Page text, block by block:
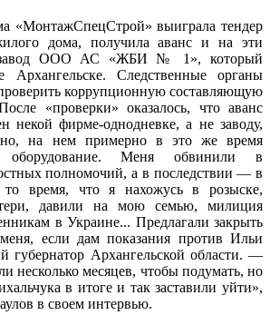
«МонтажСпецСтрой» выиграла тендер
дома, получила аванс и на эти
завод ООО АС «ЖБИ № 1», который
Архангельске. Следственные органы
коррупционную составляющую
«проверки» оказалось, что аванс
некой фирме-однодневке, а не заводу,
на нем примерно в это же время
оборудование. Меня обвинили в
полномочий, а в последствии — в
то время, что я нахожусь в розыске,
давили на мою семью, милиция
в Украине... Предлагали закрыть
если дам показания против Ильи
губернатор Архангельской области. —
несколько месяцев, чтобы подумать, но
в итоге и так заставили уйти»,
в своем интервью.